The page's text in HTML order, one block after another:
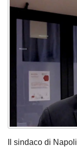
Il sindaco di Napoli